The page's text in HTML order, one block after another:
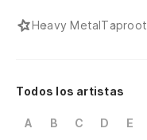
Heavy MetalTaproot
Todos los artistas
A B C D E